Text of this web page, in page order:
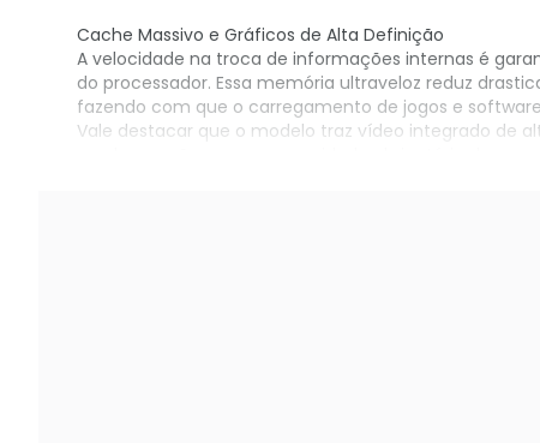
Cache Massivo e Gráficos de Alta Definição
A velocidade na troca de informações internas é
do processador. Essa memória ultraveloz reduz
fazendo com que o carregamento de jogos e
Vale destacar que o modelo traz vídeo integrado de
na placa-mãe sem a necessidade obrigatória de